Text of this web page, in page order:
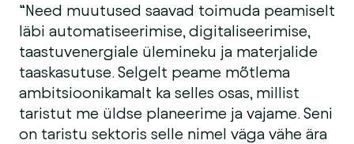
“Need muutused saavad toimuda peamiselt
läbi automatiseerimise, digitaliseerimise,
taastuvenergiale ülemineku ja materjalide
taaskasutuse. Selgelt peame mõtlema
ambitsioonikamalt ka selles osas, millist
taristut me üldse planeerime ja vajame. Seni
on taristu sektoris selle nimel väga vähe ära